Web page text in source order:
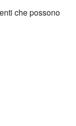
che possono